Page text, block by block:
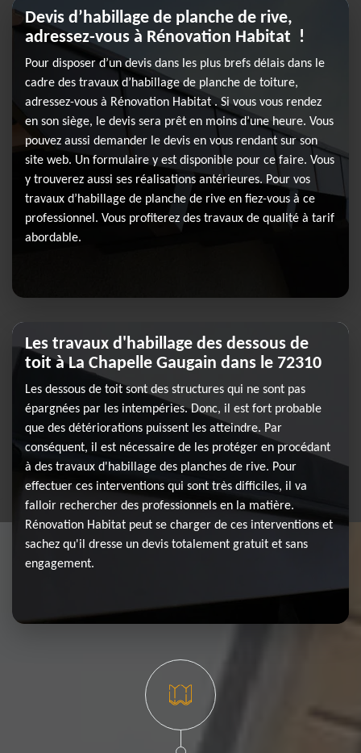
Devis d’habillage de planche de rive,
adressez-vous à Rénovation Habitat !
Pour disposer d’un devis dans les plus brefs délais dans le
cadre des travaux d’habillage de planche de toiture,
adressez-vous à Rénovation Habitat . Si vous vous rendez
en son siège, le devis sera prêt en moins d’une heure. Vous
pouvez aussi demander le devis en vous rendant sur son
site web. Un formulaire y est disponible pour ce faire. Vous
y trouverez aussi ses réalisations antérieures. Pour vos
travaux d’habillage de planche de rive en fiez-vous à ce
professionnel. Vous profiterez des travaux de qualité à tarif
abordable.
Les travaux d'habillage des dessous de
toit à La Chapelle Gaugain dans le 72310
Les dessous de toit sont des structures qui ne sont pas
épargnées par les intempéries. Donc, il est fort probable
que des détériorations puissent les atteindre. Par
conséquent, il est nécessaire de les protéger en procédant
à des travaux d'habillage des planches de rive. Pour
effectuer ces interventions qui sont très difficiles, il va
falloir rechercher des professionnels en la matière.
Rénovation Habitat peut se charger de ces interventions et
sachez qu'il dresse un devis totalement gratuit et sans
engagement.